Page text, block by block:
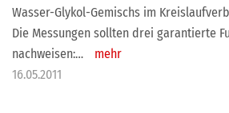
Wasser-Glykol-Gemischs im
Die Messungen sollten drei garantierte
nachweisen:…
mehr
16.05.2011